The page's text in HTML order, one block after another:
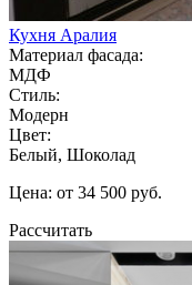
Кухня Аралия
Материал фасада:
МДФ
Стиль:
Модерн
Цвет:
Белый, Шоколад
Цена: от 34 500 руб.
Рассчитать